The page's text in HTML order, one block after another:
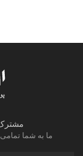
مشترک
ما به شما تمامی